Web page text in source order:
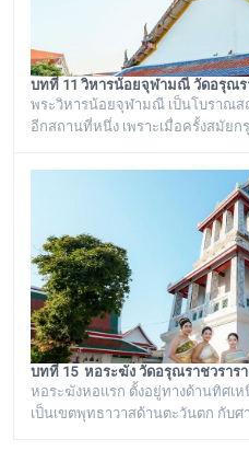
พระวิหารน้อยจุฬามณี เป็นโบราณ
อีกสถานที่หนึ่ง เพราะเมื่อครั้งสมัยก
ทำพิธีอัญเชิญ ย้ายไปประดิษฐานอยู่
บทที่ 15 หอระฆัง วัดอรุณราชวราร
หอระฆังหอแรก ตั้งอยู่ทางด้านทิศเ
เป็นเขตพุทธาวาสด้านตะวันตก กับ